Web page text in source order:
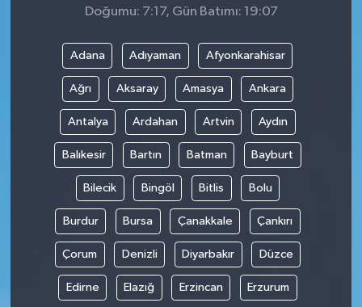
Doğumu: 7:17, Gün Batımı: 19:07
Adana Adıyaman Afyonkarahisar
Ağrı Aksaray Amasya Ankara
Antalya Ardahan Artvin Aydın
Balıkesir Bartın Batman Bayburt
Bilecik Bingöl Bitlis Bolu
Burdur Bursa Çanakkale Çankırı
Çorum Denizli Diyarbakır Düzce
Edirne Elazığ Erzincan Erzurum